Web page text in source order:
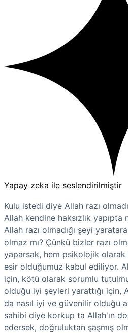
Yapay zeka ile seslendirilmiştir
Kulu istedi diye Allah razı
Allah kendine haksızlık
Allah razı olmadığı şeyi
olmaz mı? Çünkü bizler razı
yaparsak, hem psikolojik
esir olduğumuz kabul ediliyor.
için, kötü olarak sorumlu
olduğu iyi şeyleri yarattığı için,
da nasıl iyi ve güvenilir olduğu
sahibi diye korkup ta Allah'ın
edersek, doğruluktan şaşmış